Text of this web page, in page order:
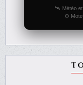
🛰️ Météo et
⚙️